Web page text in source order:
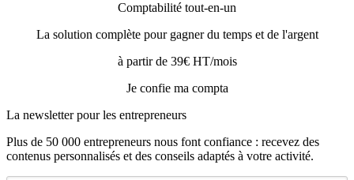
Comptabilité tout-en-un
La solution complète pour gagner du temps et de l'argent
à partir de 39€ HT/mois
Je confie ma compta
La newsletter pour les entrepreneurs
Plus de 50 000 entrepreneurs nous font confiance : recevez des
contenus personnalisés et des conseils adaptés à votre activité.